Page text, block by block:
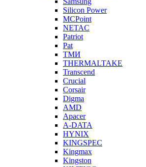
Silicon Power
MCPoint
NETAC
Patriot
Pat
ТМИ
THERMALTAKE
Transcend
Crucial
Corsair
Digma
AMD
Apacer
A-DATA
HYNIX
KINGSPEC
Kingmax
Kingston